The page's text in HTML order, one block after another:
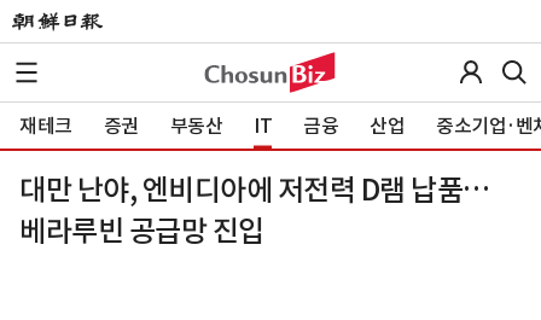
재테크 증권 부동산 IT 금융 산업 중소기업·벤
대만 난야, 엔비디아에 저전력 D램 납품…
베라루빈 공급망 진입